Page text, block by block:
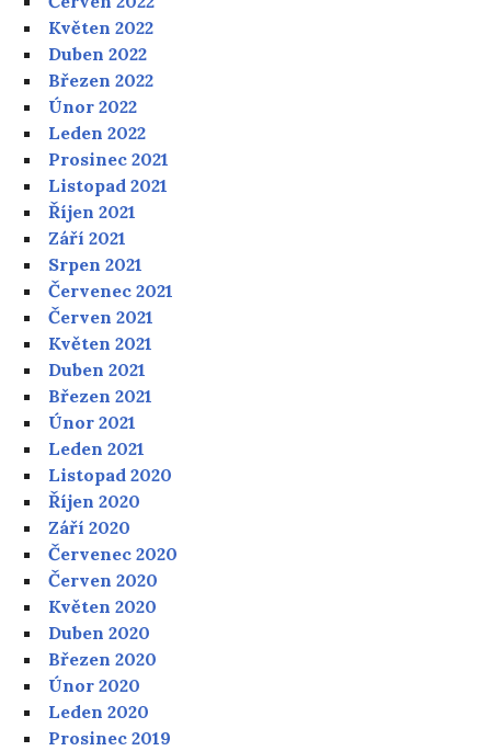
Květen 2022
Duben 2022
Březen 2022
Únor 2022
Leden 2022
Prosinec 2021
Listopad 2021
Říjen 2021
Září 2021
Srpen 2021
Červenec 2021
Červen 2021
Květen 2021
Duben 2021
Březen 2021
Únor 2021
Leden 2021
Listopad 2020
Říjen 2020
Září 2020
Červenec 2020
Červen 2020
Květen 2020
Duben 2020
Březen 2020
Únor 2020
Leden 2020
Prosinec 2019